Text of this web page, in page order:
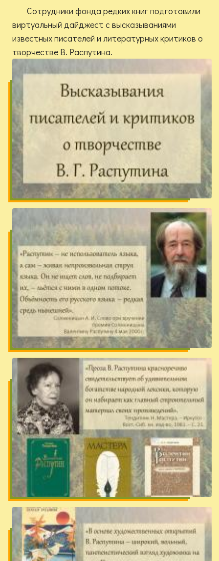
Сотрудники фонда редких книг подготовили
виртуальный дайджест с высказываниями
известных писателей и литературных критиков о
творчестве В. Распутина.